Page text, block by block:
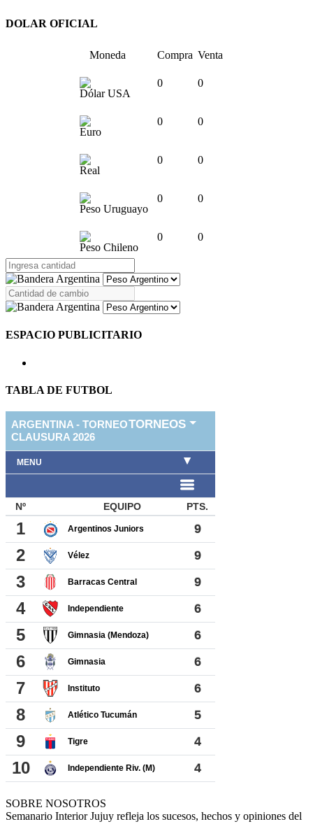
DOLAR OFICIAL
Moneda Compra Venta
Dólar USA
0 0
Euro
0 0
Real
0 0
Peso Uruguayo
0 0
Peso Chileno
0 0
ESPACIO PUBLICITARIO
TABLA DE FUTBOL
SOBRE NOSOTROS
Semanario Interior Jujuy refleja los sucesos, hechos y opiniones del